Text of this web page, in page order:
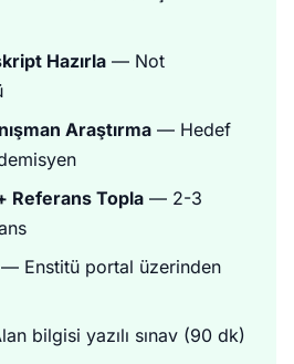
Hazırla — Not
Araştırma — Hedef
Referans Topla — 2-3
— Enstitü portal üzerinden
bilgisi yazılı sınav (90 dk)